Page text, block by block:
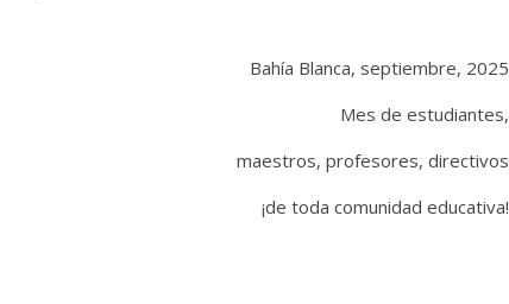
septiembre, 2025
Mes de estudiantes,
maestros, profesores, directivos
¡de toda comunidad educativa!